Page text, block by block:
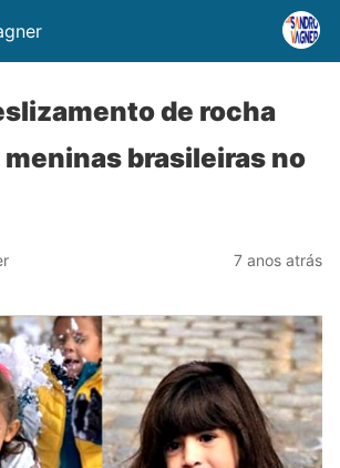
de rocha
meninas brasileiras no
7 anos atrás